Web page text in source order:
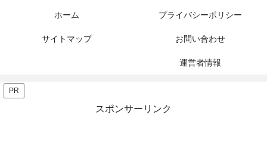
ホーム プライバシーポリシー
サイトマップ お問い合わせ
運営者情報
PR
スポンサーリンク